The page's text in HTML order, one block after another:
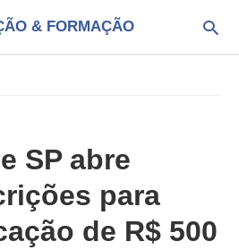
& FORMAÇÃO
SP abre
para
de R$ 500